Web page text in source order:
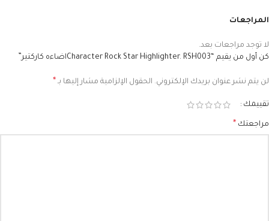
المراجعات
لا توجد مراجعات بعد.
كن أول من يقيم “‏Character Rock Star Highlighter. RSH003اضاءه كاركتير”
لن يتم نشر عنوان بريدك الإلكتروني. الحقول الإلزامية مشار إليها بـ *
تقييمك
مراجعتك *